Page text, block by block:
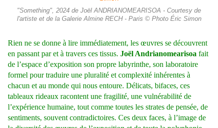
"Something", 2024 de Joël ANDRIANOMEARISOA - Courtesy de
l'artiste et de la Galerie Almine RECH - Paris © Photo Éric Simon
Rien ne se donne à lire immédiatement, les œuvres se découvrent
en passant par et à travers ces tissus. Joël Andrianomearisoa fait
de l’espace d’exposition son propre labyrinthe, son laboratoire
formel pour traduire une pluralité et complexité inhérentes à
chacun et au monde qui nous entoure. Délicats, bifaces, ces
tableaux rideaux racontent une fragilité, une vulnérabilité de
l’expérience humaine, tout comme toutes les strates de pensée, de
sentiments, souvent contradictoires. Ces deux faces, à l’image de